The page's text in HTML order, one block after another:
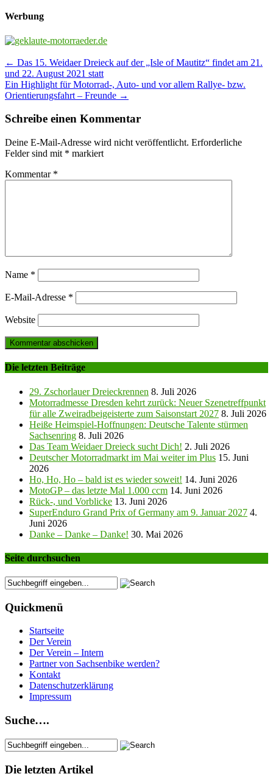
Werbung
Post
navigation
← Das 15. Weidaer Dreieck auf der „Isle of Mautitz“ findet am 21.
und 22. August 2021 statt
Ein Highlight für Motorrad-, Auto- und vor allem Rallye- bzw.
Orientierungsfahrt – Freunde →
Schreibe einen Kommentar
Deine E-Mail-Adresse wird nicht veröffentlicht. Erforderliche
Felder sind mit * markiert
Kommentar *
Name *
E-Mail-Adresse *
Website
Die letzten Beiträge
29. Zschorlauer Dreieckrennen 8. Juli 2026
Motorradmesse Dresden kehrt zurück: Neuer Szenetreffpunkt
für alle Zweiradbeigeisterte zum Saisonstart 2027 8. Juli 2026
Heiße Heimspiel-Hoffnungen: Deutsche Talente stürmen
Sachsenring 8. Juli 2026
Das Team Weidaer Dreieck sucht Dich! 2. Juli 2026
Deutscher Motorradmarkt im Mai weiter im Plus 15. Juni
2026
Ho, Ho, Ho – bald ist es wieder soweit! 14. Juni 2026
MotoGP – das letzte Mal 1.000 ccm 14. Juni 2026
Rück-, und Vorblicke 13. Juni 2026
SuperEnduro Grand Prix of Germany am 9. Januar 2027 4.
Juni 2026
Danke – Danke – Danke! 30. Mai 2026
Seite durchsuchen
Quickmenü
Startseite
Der Verein
Der Verein – Intern
Partner von Sachsenbike werden?
Kontakt
Datenschutzerklärung
Impressum
Suche….
Die letzten Artikel